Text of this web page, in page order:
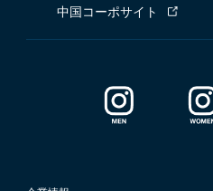
中国コーポサイト